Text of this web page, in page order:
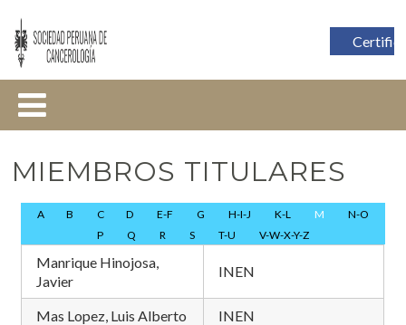
MIEMBROS TITULARES
A B C D E-F G H-I-J K-L M
N-O
P
Q R S T-U V-W-X-Y-Z
Manrique Hinojosa,
Javier
INEN
Mas Lopez, Luis Alberto
INEN